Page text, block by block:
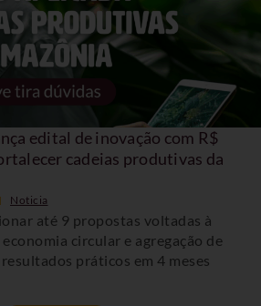
edital de inovação com R$
cadeias produtivas da
Noticia
até 9 propostas voltadas à
circular e agregação de
práticos em 4 meses